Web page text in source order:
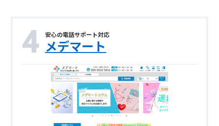
安心の電話サポート対応
メデマート